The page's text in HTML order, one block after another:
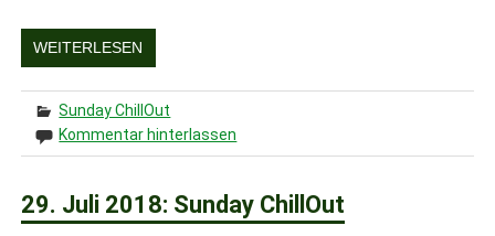
WEITERLESEN
Sunday ChillOut
Kommentar hinterlassen
29. Juli 2018: Sunday ChillOut